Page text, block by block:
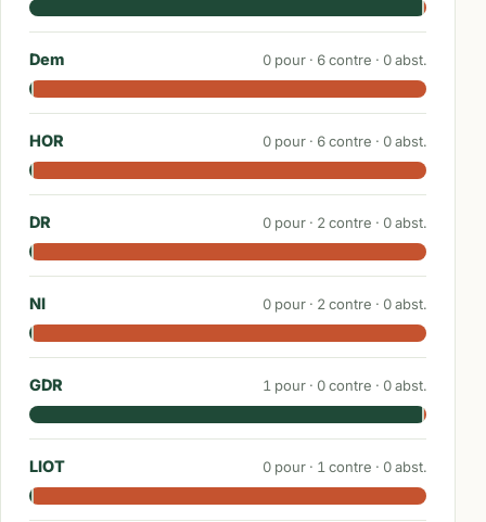
Dem 0 pour · 6contre · 0abst.
HOR 0 pour · 6contre · 0abst.
DR 0 pour · 2 contre · 0abst.
NI 0 pour · 2 contre · 0abst.
GDR 1 pour · 0contre · 0abst.
LIOT 0 pour · 1 contre · 0abst.